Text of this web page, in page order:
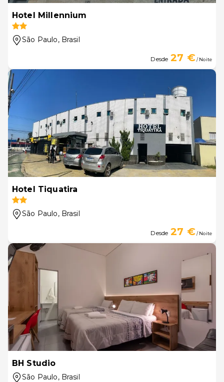
Hotel Millennium
São Paulo, Brasil
Desde 27 €/ Noite
Hotel Tiquatira
São Paulo, Brasil
Desde 27 €/ Noite
BH Studio
São Paulo, Brasil